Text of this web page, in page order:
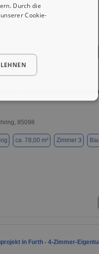
16 freien Wohnungen!
85098
ca. 78,00 m² Zimmer 3
in Furth - 4-Zimmer-
Durch die
Cookie-